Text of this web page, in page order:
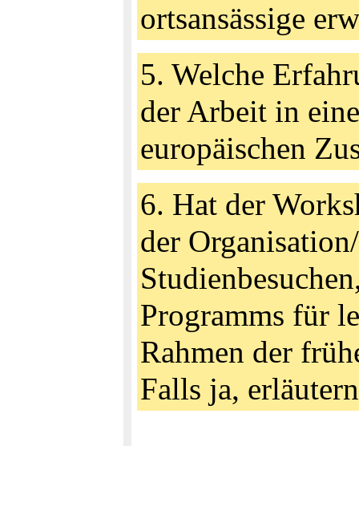
ortsansässige
5. Welche
der Arbeit in
europäischen
6. Hat der
der
Programms für
Rahmen der
Falls ja,